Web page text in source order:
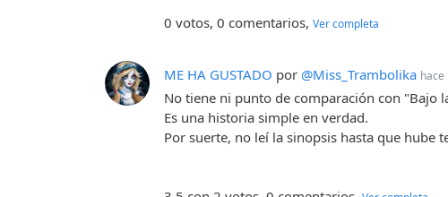
0 votos, 0 comentarios, Ver completa
ME HA GUSTADO por @Miss_Trambolika hace
No tiene ni punto de comparación con "Bajo
Es una historia simple en verdad.
Por suerte, no leí la sinopsis hasta que hube